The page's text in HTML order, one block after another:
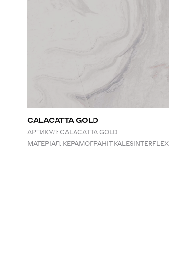
CALACATTA GOLD
АРТИКУЛ: CALACATTA GOLD
МАТЕРІАЛ: КЕРАМОГРАНІТ KALESINTERFLEX